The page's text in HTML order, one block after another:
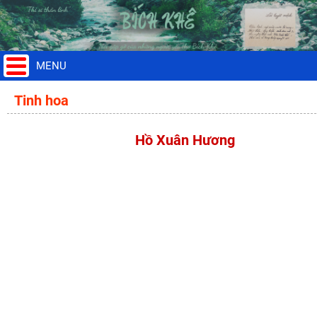
MENU
Tinh hoa
Hồ Xuân Hương